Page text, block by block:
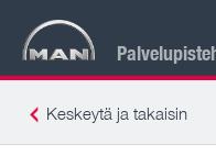
Keskeytä ja takaisin